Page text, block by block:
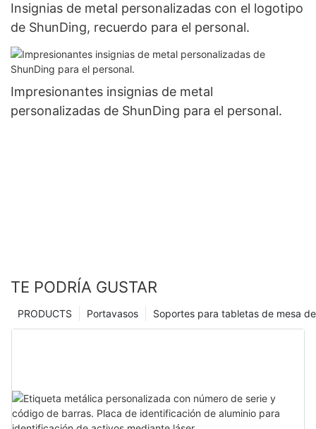
Insignias de metal personalizadas con el logotipo
de ShunDing, recuerdo para el personal.
Impresionantes insignias de metal
personalizadas de ShunDing para el personal.
TE PODRÍA GUSTAR
Soportes para tabletas de mesa
Portavasos
PRODUCTS